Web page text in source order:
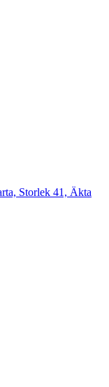
Storlek 41, Äkta